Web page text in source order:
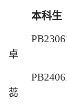
本科生
卓
蕊